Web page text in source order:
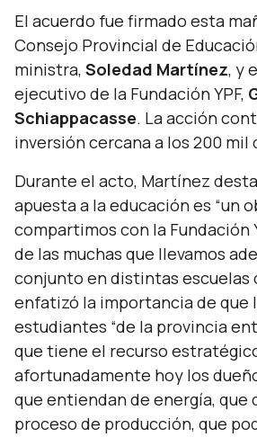
El acuerdo fue firmado esta
Consejo Provincial de
ministra, Soledad Martínez, y
ejecutivo de la Fundación YPF,
Schiappacasse. La acción
inversión cercana a los 200 mil
Durante el acto, Martínez
apuesta a la educación es “un
compartimos con la Fundación
de las muchas que llevamos
conjunto en distintas escuelas
enfatizó la importancia de que
estudiantes “de la provincia
que tiene el recurso
afortunadamente hoy los
que entiendan de energía, que
proceso de producción, que